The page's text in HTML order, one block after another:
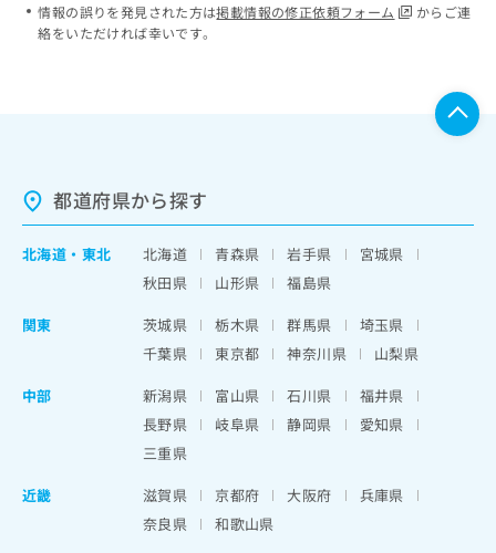
情報の誤りを発見された方は掲載情報の修正依頼フォーム
からご連
絡をいただければ幸いです。
都道府県から探す
北海道 ・ 東北 北海道 青森県 岩手県
宮城県
秋田県
山形県
福島県
関東
茨城県 栃木県 群馬県
埼玉県
千葉県
東京都 神奈川県
山梨県
中部
新潟県 富山県 石川県
福井県
長野県
岐阜県 静岡県
愛知県
三重県
近畿
滋賀県 京都府 大阪府
兵庫県
奈良県
和歌山県